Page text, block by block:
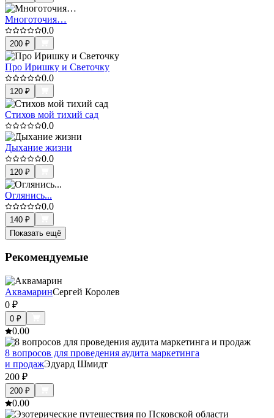
Многоточия…
0.0
200 ₽
Про Иришку и Светочку
0.0
120 ₽
Стихов мой тихий сад
0.0
Дыхание жизни
0.0
120 ₽
Оглянись...
0.0
140 ₽
Показать ещё
Рекомендуемые
АквамаринСергей Королев
0 ₽
0 ₽
0.00
8 вопросов для проведения аудита маркетинга
и продажЭдуард Шмидт
200 ₽
200 ₽
0.00